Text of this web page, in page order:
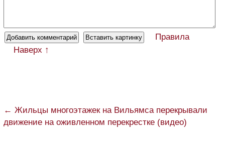
Правила
Наверх ↑
← Жильцы многоэтажек на Вильямса перекрывали
движение на оживленном перекрестке (видео)